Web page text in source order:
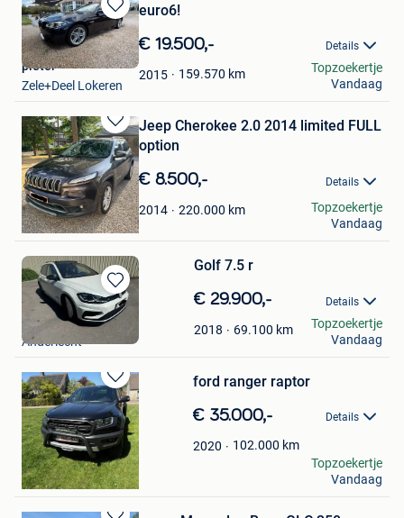
Bewaren
in
Mijn
Favorieten
euro6!
€ 19.500,- Details
2015 159.570 km
pieter
Zele+Deel Lokeren
Topzoekertje
Vandaag
Bewaren
in
Mijn
Favorieten
Jeep Cherokee 2.0 2014 limited FULL
option
€ 8.500,- Details
2014 220.000 km
Sam Grz
Hannut
Topzoekertje
Vandaag
Bewaren
in
Mijn
Favorieten
Golf 7.5 r
€ 29.900,- Details
2018 69.100 km
Erdal
Anderlecht
Topzoekertje
Vandaag
Bewaren
in
Mijn
Favorieten
ford ranger raptor
€ 35.000,- Details
2020 102.000 km
Verkoop Eindhoven
Oud-Turnhout
Topzoekertje
Vandaag